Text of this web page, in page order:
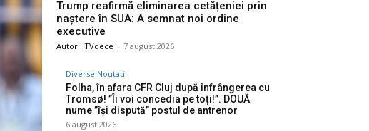
Trump reafirmă eliminarea cetățeniei prin
naștere în SUA: A semnat noi ordine
executive
Autorii TVdece - 7 august 2026
Diverse Noutati
Folha, în afara CFR Cluj după înfrângerea cu
Tromsø! ”Îi voi concedia pe toți!”. DOUĂ
nume ”își dispută” postul de antrenor
6 august 2026